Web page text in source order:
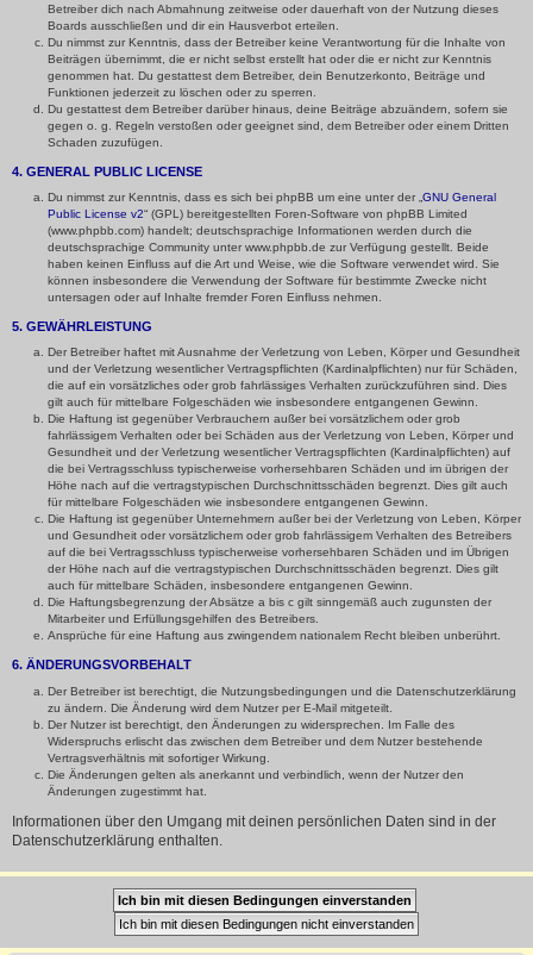
Betreiber dich nach Abmahnung zeitweise oder dauerhaft von der Nutzung dieses
Boards ausschließen und dir ein Hausverbot erteilen.
Du nimmst zur Kenntnis, dass der Betreiber keine Verantwortung für die Inhalte von
Beiträgen übernimmt, die er nicht selbst erstellt hat oder die er nicht zur Kenntnis
genommen hat. Du gestattest dem Betreiber, dein Benutzerkonto, Beiträge und
Funktionen jederzeit zu löschen oder zu sperren.
Du gestattest dem Betreiber darüber hinaus, deine Beiträge abzuändern, sofern sie
gegen o. g. Regeln verstoßen oder geeignet sind, dem Betreiber oder einem Dritten
Schaden zuzufügen.
4. GENERAL PUBLIC LICENSE
Du nimmst zur Kenntnis, dass es sich bei phpBB um eine unter der „ GNU General
Public License v2“ (GPL) bereitgestellten Foren-Software von phpBB Limited
(www.phpbb.com) handelt; deutschsprachige Informationen werden durch die
deutschsprachige Community unter www.phpbb.de zur Verfügung gestellt. Beide
haben keinen Einfluss auf die Art und Weise, wie die Software verwendet wird. Sie
können insbesondere die Verwendung der Software für bestimmte Zwecke nicht
untersagen oder auf Inhalte fremder Foren Einfluss nehmen.
5. GEWÄHRLEISTUNG
Der Betreiber haftet mit Ausnahme der Verletzung von Leben, Körper und Gesundheit
und der Verletzung wesentlicher Vertragspflichten (Kardinalpflichten) nur für Schäden,
die auf ein vorsätzliches oder grob fahrlässiges Verhalten zurückzuführen sind. Dies
gilt auch für mittelbare Folgeschäden wie insbesondere entgangenen Gewinn.
Die Haftung ist gegenüber Verbrauchern außer bei vorsätzlichem oder grob
fahrlässigem Verhalten oder bei Schäden aus der Verletzung von Leben, Körper und
Gesundheit und der Verletzung wesentlicher Vertragspflichten (Kardinalpflichten) auf
die bei Vertragsschluss typischerweise vorhersehbaren Schäden und im übrigen der
Höhe nach auf die vertragstypischen Durchschnittsschäden begrenzt. Dies gilt auch
für mittelbare Folgeschäden wie insbesondere entgangenen Gewinn.
Die Haftung ist gegenüber Unternehmern außer bei der Verletzung von Leben, Körper
und Gesundheit oder vorsätzlichem oder grob fahrlässigem Verhalten des Betreibers
auf die bei Vertragsschluss typischerweise vorhersehbaren Schäden und im Übrigen
der Höhe nach auf die vertragstypischen Durchschnittsschäden begrenzt. Dies gilt
auch für mittelbare Schäden, insbesondere entgangenen Gewinn.
Die Haftungsbegrenzung der Absätze a bis c gilt sinngemäß auch zugunsten der
Mitarbeiter und Erfüllungsgehilfen des Betreibers.
Ansprüche für eine Haftung aus zwingendem nationalem Recht bleiben unberührt.
6. ÄNDERUNGSVORBEHALT
Der Betreiber ist berechtigt, die Nutzungsbedingungen und die Datenschutzerklärung
zu ändern. Die Änderung wird dem Nutzer per E-Mail mitgeteilt.
Der Nutzer ist berechtigt, den Änderungen zu widersprechen. Im Falle des
Widerspruchs erlischt das zwischen dem Betreiber und dem Nutzer bestehende
Vertragsverhältnis mit sofortiger Wirkung.
Die Änderungen gelten als anerkannt und verbindlich, wenn der Nutzer den
Änderungen zugestimmt hat.
Informationen über den Umgang mit deinen persönlichen Daten sind in der
Datenschutzerklärung enthalten.